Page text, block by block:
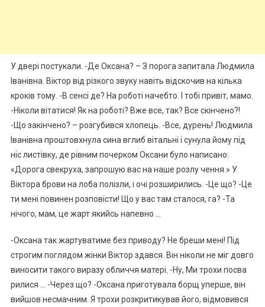
У двері постукали. -Де Оксана? – З порога запитала Людмила
Іванівна. Віктор від різкого звуку навіть відскочив на кілька
кроків тому. -В сенсі де? На роботі начебто. І тобі привіт, мамо.
-Ніколи вітатися! Як на роботі? Вже все, так? Все скінчено?!
-Що закінчено? – розгубився хлопець. -Все, дурень! Людмила
Іванівна проштовхнула сина вглиб вітальні і сунула йому під
ніс листівку, де рівним почерком Оксани було написано:
«Дорога свекруха, запрошую вас на наше розлу чення.» У
Віктора брови на лоба полізли, і очі розширились. -Це що? -Це
ти мені повинен розповісти! Що у вас там сталося, га? -Та
нічого, мам, це жарт якийсь напевно …
-Оксана так жартуватиме без приводу? Не бреши мені! Під
строгим поглядом жінки Віктор здався. Він ніколи не міг довго
виносити такого виразу обличчя матері. -Ну, Ми трохи посва
рилися … -Через що? -Оксана приготувала борщ уперше, він
вийшов несмачним. Я трохи розкритикував його, відмовився